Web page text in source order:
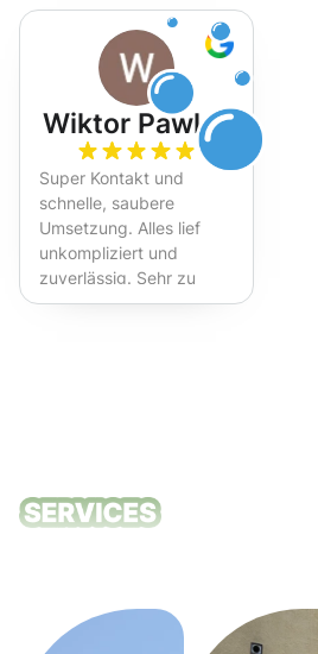
Wiktor Pawlak
Super Kontakt und
schnelle, saubere
Umsetzung. Alles lief
unkompliziert und
zuverlässig. Sehr zu
empfehlen!